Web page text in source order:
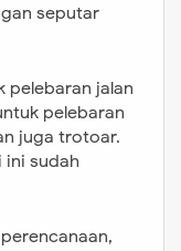
seputar
pelebaran jalan
pelebaran
juga trotoar.
ini sudah